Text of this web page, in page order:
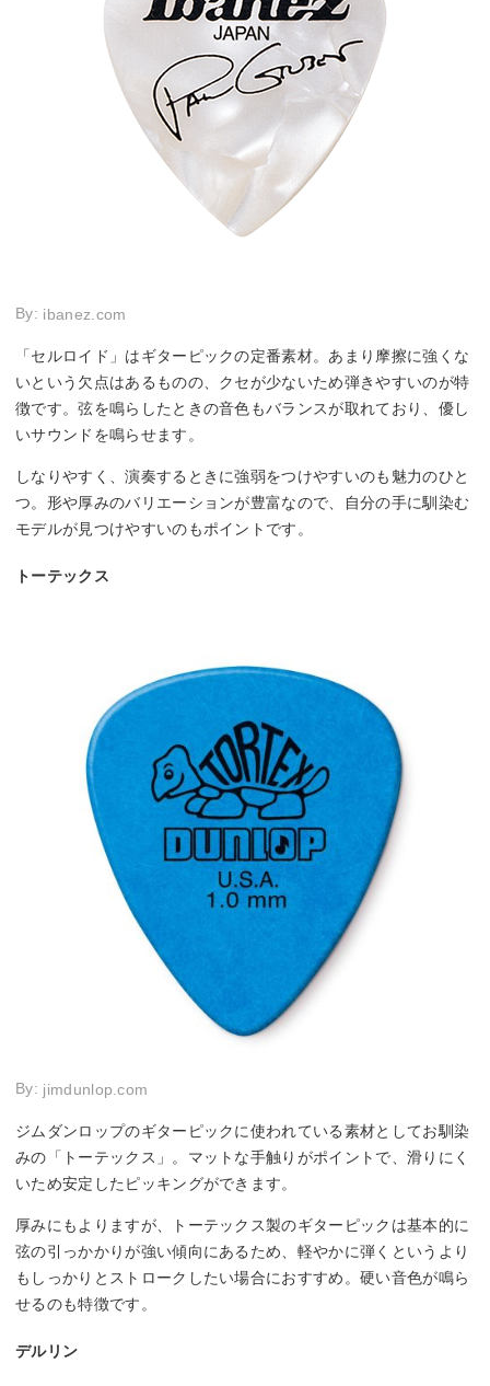
By: ibanez.com
「セルロイド」はギターピックの定番素材。あまり摩擦に強くな
いという欠点はあるものの、クセが少ないため弾きやすいのが特
徴です。弦を鳴らしたときの音色もバランスが取れており、優し
いサウンドを鳴らせます。
しなりやすく、演奏するときに強弱をつけやすいのも魅力のひと
つ。形や厚みのバリエーションが豊富なので、自分の手に馴染む
モデルが見つけやすいのもポイントです。
トーテックス
By: jimdunlop.com
ジムダンロップのギターピックに使われている素材としてお馴染
みの「トーテックス」。マットな手触りがポイントで、滑りにく
いため安定したピッキングができます。
厚みにもよりますが、トーテックス製のギターピックは基本的に
弦の引っかかりが強い傾向にあるため、軽やかに弾くというより
もしっかりとストロークしたい場合におすすめ。硬い音色が鳴ら
せるのも特徴です。
デルリン